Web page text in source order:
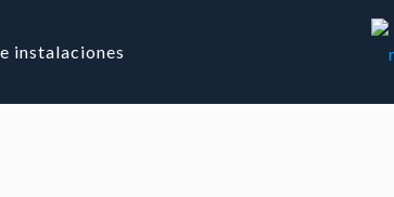
instalaciones